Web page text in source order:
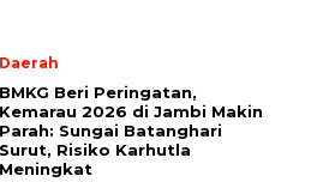
Daerah
BMKG Beri Peringatan,
Kemarau 2026 di Jambi Makin
Parah: Sungai Batanghari
Surut, Risiko Karhutla
Meningkat